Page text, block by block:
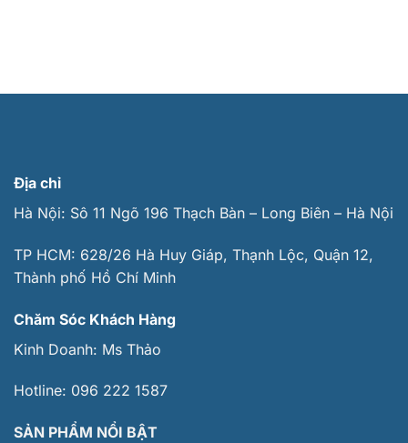
Địa chỉ
Hà Nội: Sô 11 Ngõ 196 Thạch Bàn – Long Biên – Hà Nội
TP HCM: 628/26 Hà Huy Giáp, Thạnh Lộc, Quận 12,
Thành phố Hồ Chí Minh
Chăm Sóc Khách Hàng
Kinh Doanh: Ms Thảo
Hotline: 096 222 1587
SẢN PHẨM NỔI BẬT